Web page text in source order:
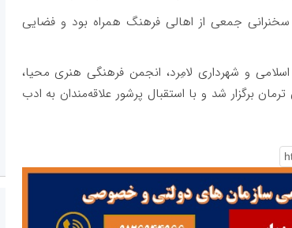
جمعی از اهالی فرهنگ همراه بود و فضایی
و شهرداری لامِرد، انجمن فرهنگی هنری محیا،
برگزار شد و با استقبال پرشور علاقه‌مندان به ادب